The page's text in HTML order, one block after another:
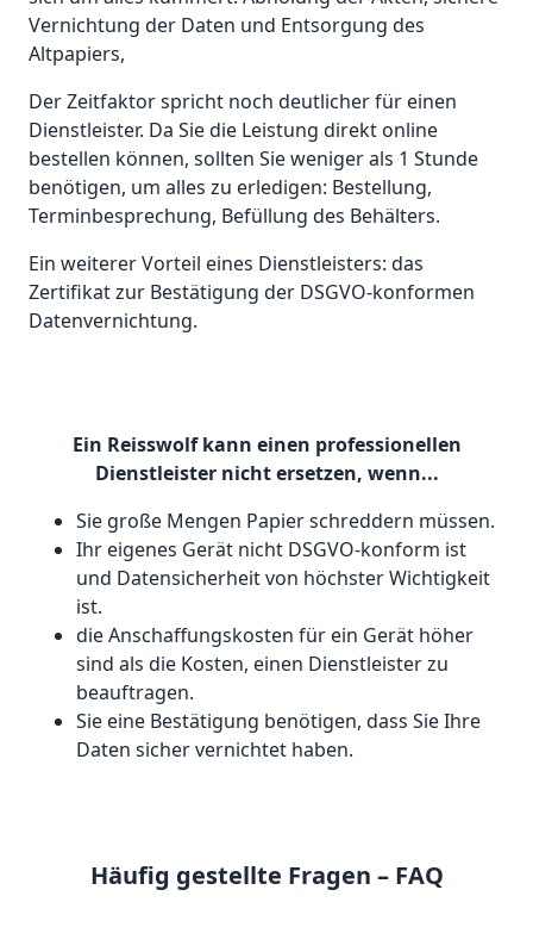
Vernichtung der Daten und Entsorgung des
Altpapiers,
Der Zeitfaktor spricht noch deutlicher für einen
Dienstleister. Da Sie die Leistung direkt online
bestellen können, sollten Sie weniger als 1 Stunde
benötigen, um alles zu erledigen: Bestellung,
Terminbesprechung, Befüllung des Behälters.
Ein weiterer Vorteil eines Dienstleisters: das
Zertifikat zur Bestätigung der DSGVO-konformen
Datenvernichtung.
Ein Reisswolf kann einen professionellen
Dienstleister nicht ersetzen, wenn...
Sie große Mengen Papier schreddern müssen.
Ihr eigenes Gerät nicht DSGVO-konform ist
und Datensicherheit von höchster Wichtigkeit
ist.
die Anschaffungskosten für ein Gerät höher
sind als die Kosten, einen Dienstleister zu
beauftragen.
Sie eine Bestätigung benötigen, dass Sie Ihre
Daten sicher vernichtet haben.
Häufig gestellte Fragen – FAQ